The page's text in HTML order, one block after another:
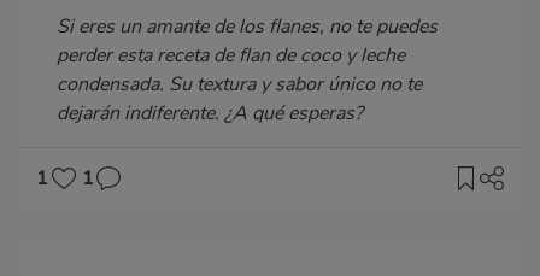
Subtítulo
Si eres un amante de los flanes, no te puedes
perder esta receta de flan de coco y leche
condensada. Su textura y sabor único no te
dejarán indiferente. ¿A qué esperas?
1
1